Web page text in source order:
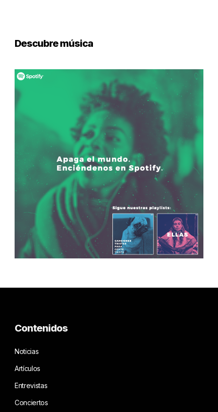
Descubre música
Contenidos
Noticias
Artículos
Entrevistas
Conciertos